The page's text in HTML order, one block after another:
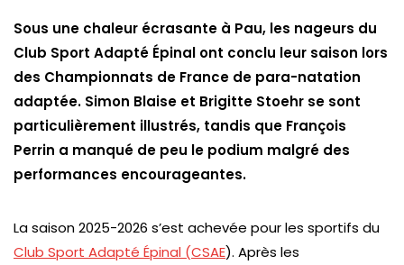
Sous une chaleur écrasante à Pau, les nageurs du
Club Sport Adapté Épinal ont conclu leur saison lors
des Championnats de France de para-natation
adaptée. Simon Blaise et Brigitte Stoehr se sont
particulièrement illustrés, tandis que François
Perrin a manqué de peu le podium malgré des
performances encourageantes.
La saison 2025-2026 s’est achevée pour les sportifs du
Club Sport Adapté Épinal (CSAE). Après les